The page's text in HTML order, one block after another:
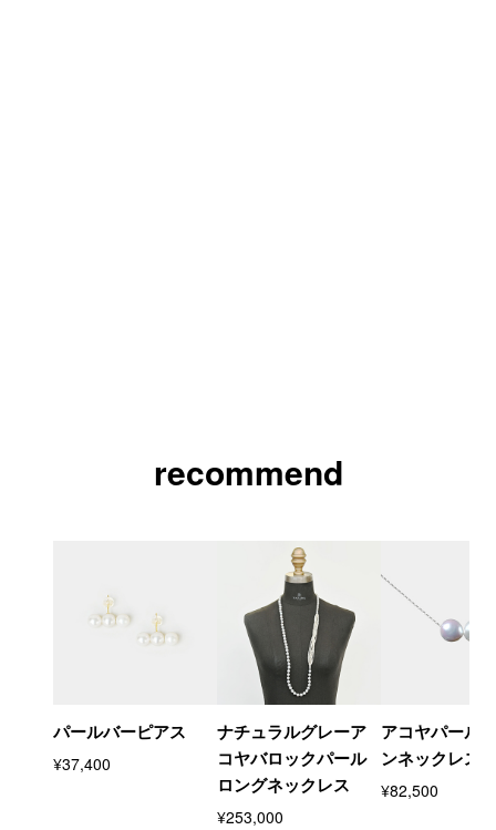
recommend
パールバーピアス
¥37,400
ナチュラルグレーア
コヤバロックパール
ロングネックレス
¥253,000
アコヤパール
ンネックレス
¥82,500